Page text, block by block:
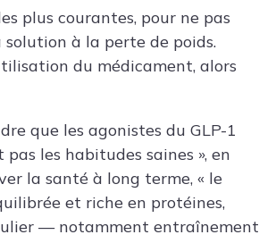
plus courantes, pour ne pas
à la perte de poids.
du médicament, alors
que les agonistes du GLP-1
les habitudes saines », en
la santé à long terme, « le
et riche en protéines,
— notamment entraînement